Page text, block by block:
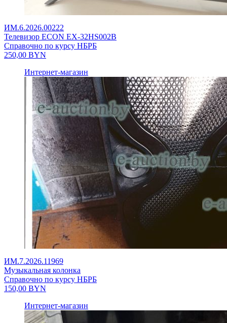
ИМ.6.2026.00222
Телевизор ECON EX-32HS002B
Справочно по курсу НБРБ
250,00 BYN
Интернет-магазин
ИМ.7.2026.11969
Музыкальная колонка
Справочно по курсу НБРБ
150,00 BYN
Интернет-магазин